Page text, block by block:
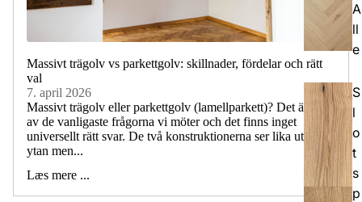
A
ll
e
S
l
o
t
s
p
Massivt trägolv vs parkettgolv: skillnader, fördelar och rätt
val
7. april 2026
Massivt trägolv eller parkettgolv (lamellparkett)? Det är en
av de vanligaste frågorna vi möter och det finns inget
universellt rätt svar. De två konstruktionerna ser lika ut på
ytan men...
Læs mere ...